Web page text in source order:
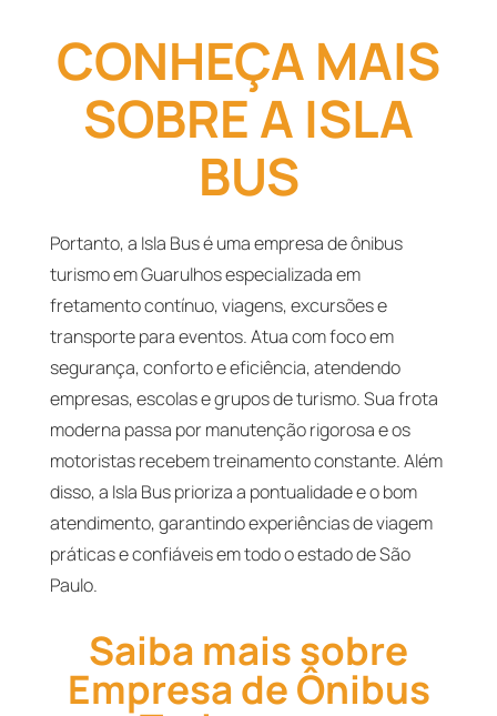
CONHEÇA MAIS
SOBRE A ISLA
BUS
Portanto, a Isla Bus é uma empresa de ônibus
turismo em Guarulhos especializada em
fretamento contínuo, viagens, excursões e
transporte para eventos. Atua com foco em
segurança, conforto e eficiência, atendendo
empresas, escolas e grupos de turismo. Sua frota
moderna passa por manutenção rigorosa e os
motoristas recebem treinamento constante. Além
disso, a Isla Bus prioriza a pontualidade e o bom
atendimento, garantindo experiências de viagem
práticas e confiáveis em todo o estado de São
Paulo.
Saiba mais sobre
Empresa de Ônibus